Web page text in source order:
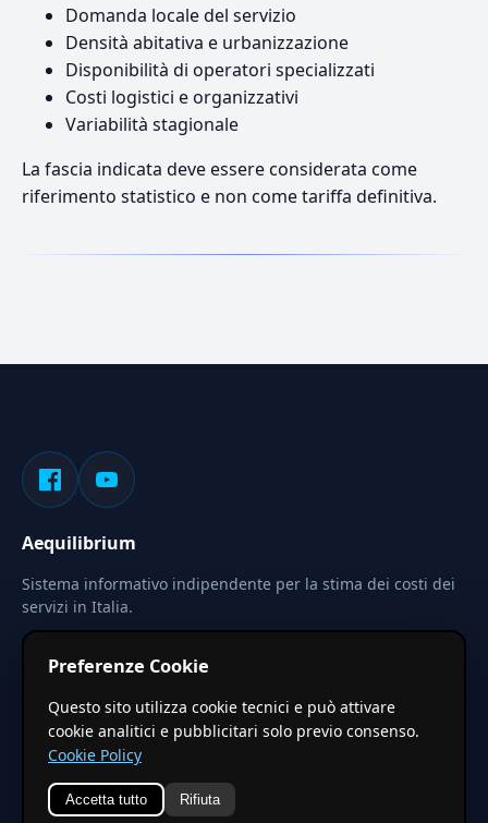
Domanda locale del servizio
Densità abitativa e urbanizzazione
Disponibilità di operatori specializzati
Costi logistici e organizzativi
Variabilità stagionale
La fascia indicata deve essere considerata come
riferimento statistico e non come tariffa definitiva.
Aequilibrium
Sistema informativo indipendente per la stima dei costi dei
servizi in Italia.
Le stime pubblicate sono calcolate tramite coefficienti
territoriali regionali applicati a valori base nazionali. Non
costituiscono preventivo ufficiale.
© 2026 Aequilibrium — Un progetto di vxd.mobi
Preferenze Cookie
Questo sito utilizza cookie tecnici e può attivare
cookie analitici e pubblicitari solo previo consenso.
Cookie Policy
Accetta tutto Rifiuta